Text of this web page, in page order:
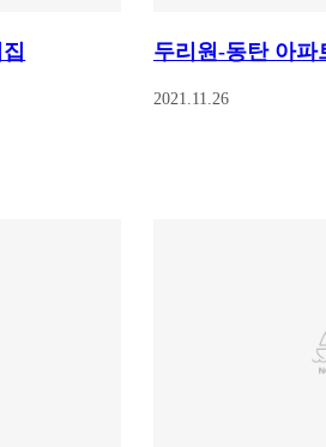
두리원-동탄 아파
2021.11.26